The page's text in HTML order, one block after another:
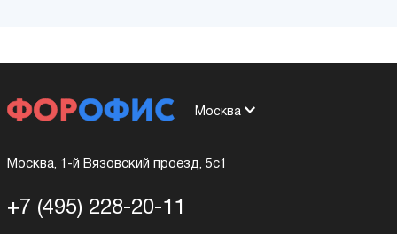
Москва
Москва, 1-й Вязовский проезд, 5с1
+7 (495) 228-20-11